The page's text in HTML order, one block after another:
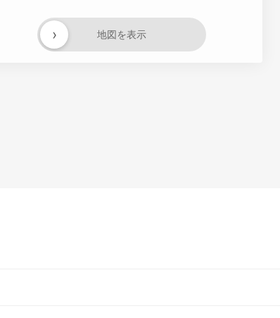
地図を表示
›